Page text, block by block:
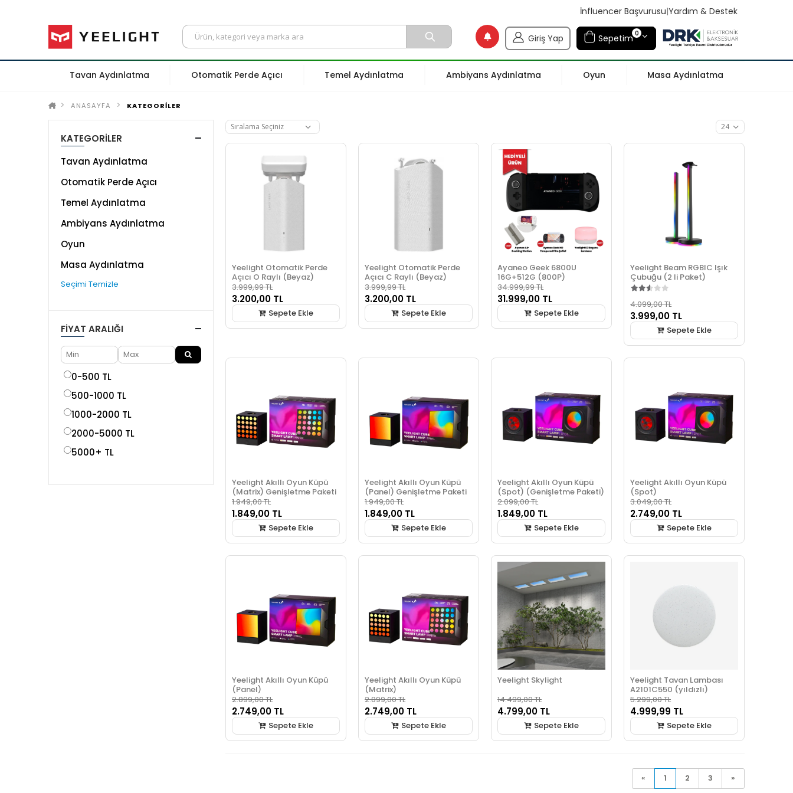
İnfluencer Başvurusu|Yardım & Destek
Giriş Yap Sepetim0
Tavan Aydınlatma Otomatik Perde Açıcı Temel Aydınlatma Ambiyans Aydınlatma Oyun Masa Aydınlatma
ANASAYFA KATEGORİLER
Yeelight Otomatik Perde
Açıcı O Raylı (Beyaz)
3.999,99 TL
3.200,00 TL
Sepete Ekle
Yeelight Otomatik Perde
Açıcı C Raylı (Beyaz)
3.999,99 TL
3.200,00 TL
Sepete Ekle
Ayaneo Geek 6800U
16G+512G (800P)
34.999,99 TL
31.999,00 TL
Sepete Ekle
Yeelight Beam RGBIC Işık
Çubuğu (2 li Paket)
4.099,00 TL
3.999,00 TL
Sepete Ekle
Yeelight Akıllı Oyun Küpü
(Matrix) Genişletme Paketi
1.949,00 TL
1.849,00 TL
Sepete Ekle
Yeelight Akıllı Oyun Küpü
(Panel) Genişletme Paketi
1.949,00 TL
1.849,00 TL
Sepete Ekle
Yeelight Akıllı Oyun Küpü
(Spot) (Genişletme Paketi)
2.099,00 TL
1.849,00 TL
Sepete Ekle
Yeelight Akıllı Oyun Küpü
(Spot)
3.049,00 TL
2.749,00 TL
Sepete Ekle
Yeelight Akıllı Oyun Küpü
(Panel)
2.899,00 TL
2.749,00 TL
Sepete Ekle
Yeelight Akıllı Oyun Küpü
(Matrix)
2.899,00 TL
2.749,00 TL
Sepete Ekle
Yeelight Skylight
14.499,00 TL
4.799,00 TL
Sepete Ekle
Yeelight Tavan Lambası
A2101C550 (yıldızlı)
5.299,00 TL
4.999,99 TL
Sepete Ekle
« 1 2 3 »
KATEGORİLER
Tavan Aydınlatma
Otomatik Perde Açıcı
Temel Aydınlatma
Ambiyans Aydınlatma
Oyun
Masa Aydınlatma
Seçimi Temizle
FIYAT ARALIĞI
0-500 TL
500-1000 TL
1000-2000 TL
2000-5000 TL
5000+ TL